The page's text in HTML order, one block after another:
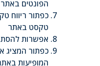
הפונטים באתר
טקסט באתר
אפשרות
כפתור המציג
המופיעות